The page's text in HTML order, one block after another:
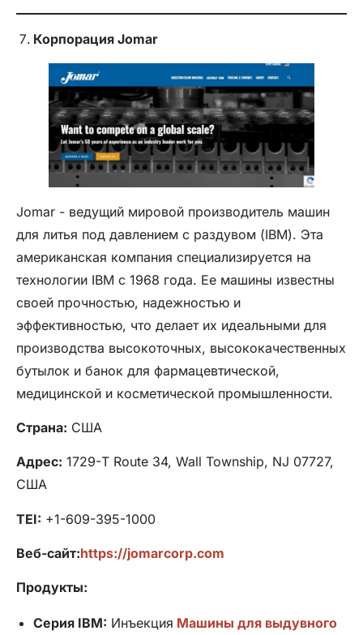
Корпорация Jomar
Jomar - ведущий мировой производитель машин
для литья под давлением с раздувом (IBM). Эта
американская компания специализируется на
технологии IBM с 1968 года. Ее машины известны
своей прочностью, надежностью и
эффективностью, что делает их идеальными для
производства высокоточных, высококачественных
бутылок и банок для фармацевтической,
медицинской и косметической промышленности.
Страна: США
Адрес: 1729-T Route 34, Wall Township, NJ 07727,
США
TEI: +1-609-395-1000
Веб-сайт:https://jomarcorp.com
Продукты:
Серия IBM: Инъекция Машины для выдувного